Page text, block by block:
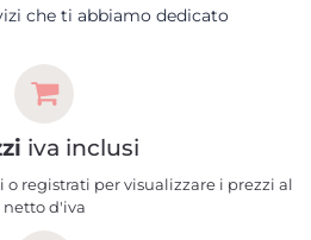
che ti abbiamo dedicato
iva inclusi
o registrati per visualizzare i prezzi al
netto d'iva